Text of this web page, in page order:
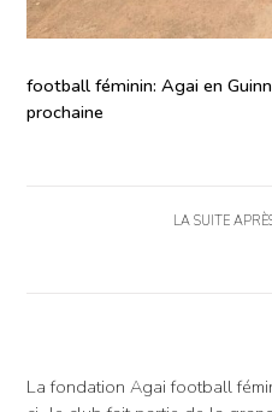
football féminin: Agai en
prochaine
LA SUITE
La fondation Agai football